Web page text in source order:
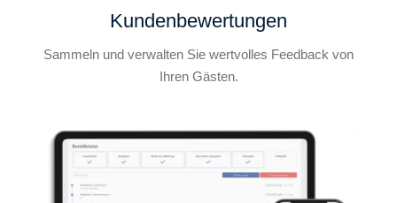
Kundenbewertungen
Sammeln und verwalten Sie wertvolles Feedback von
Ihren Gästen.